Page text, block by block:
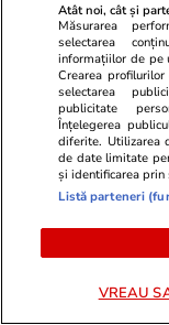
Tezaur
37 de monede
argint și 5
în pădure, la
Pasajul
începe școala.
Atât noi, cât și
Măsurarea
selectarea
informațiilor de pe
Crearea
selectarea
publicitate
Înțelegerea
diferite. Utilizarea
de date limitate
și identificarea prin
Listă parteneri
VREAU